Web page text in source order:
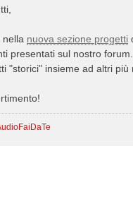
nella nuova sezione progetti
presentati sul nostro
"storici" insieme ad altri